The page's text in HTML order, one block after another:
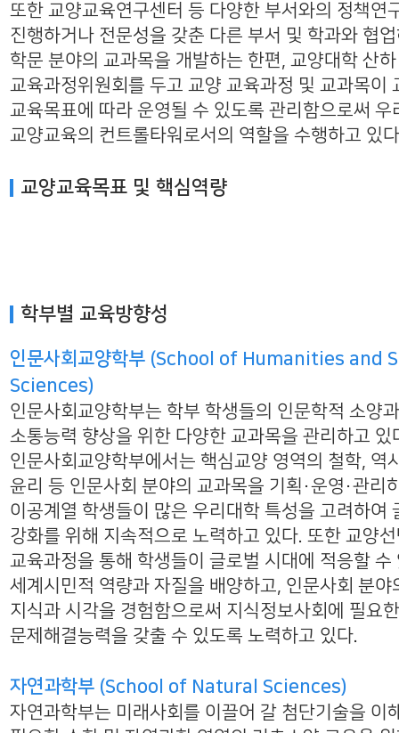
또한 교양교육연구센터 등 다양한 부서와의 정책연
진행하거나 전문성을 갖춘 다른 부서 및 학과와 협
학문 분야의 교과목을 개발하는 한편, 교양대학 산하
교육과정위원회를 두고 교양 교육과정 및 교과목이
교육목표에 따라 운영될 수 있도록 관리함으로써 우
교양교육의 컨트롤타워로서의 역할을 수행하고 있
교양교육목표 및 핵심역량
학부별 교육방향성
인문사회교양학부 (School of Humanities and
Sciences)
인문사회교양학부는 학부 학생들의 인문학적 소양
소통능력 향상을 위한 다양한 교과목을 관리하고 있
인문사회교양학부에서는 핵심교양 영역의 철학, 역
윤리 등 인문사회 분야의 교과목을 기획・운영・관리
이공계열 학생들이 많은 우리대학 특성을 고려하여
강화를 위해 지속적으로 노력하고 있다. 또한 교양
교육과정을 통해 학생들이 글로벌 시대에 적응할 수
세계시민적 역량과 자질을 배양하고, 인문사회 분야
지식과 시각을 경험함으로써 지식정보사회에 필요
문제해결능력을 갖출 수 있도록 노력하고 있다.
자연과학부 (School of Natural Sciences)
자연과학부는 미래사회를 이끌어 갈 첨단기술을 이